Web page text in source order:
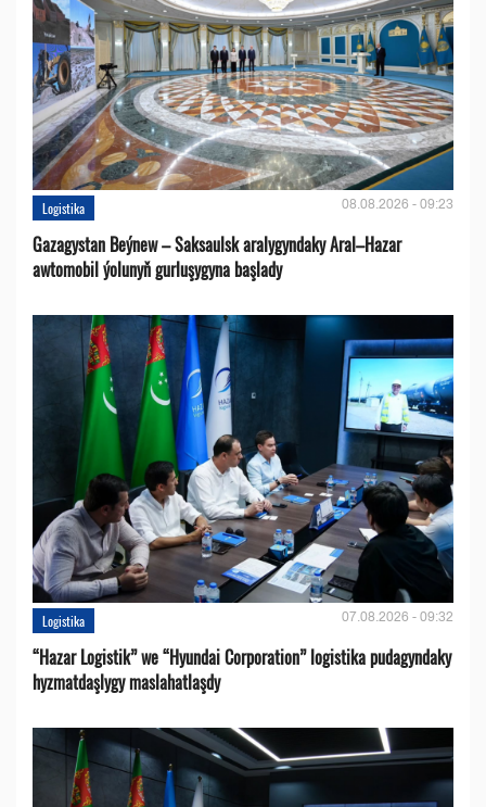
Logistika 08.08.2026 - 09:23
Gazagystan Beýnew – Saksaulsk aralygyndaky Aral–Hazar
awtomobil ýolunyň gurluşygyna başlady
Logistika 07.08.2026 - 09:32
“Hazar Logistik” we “Hyundai Corporation” logistika pudagyndaky
hyzmatdaşlygy maslahatlaşdy